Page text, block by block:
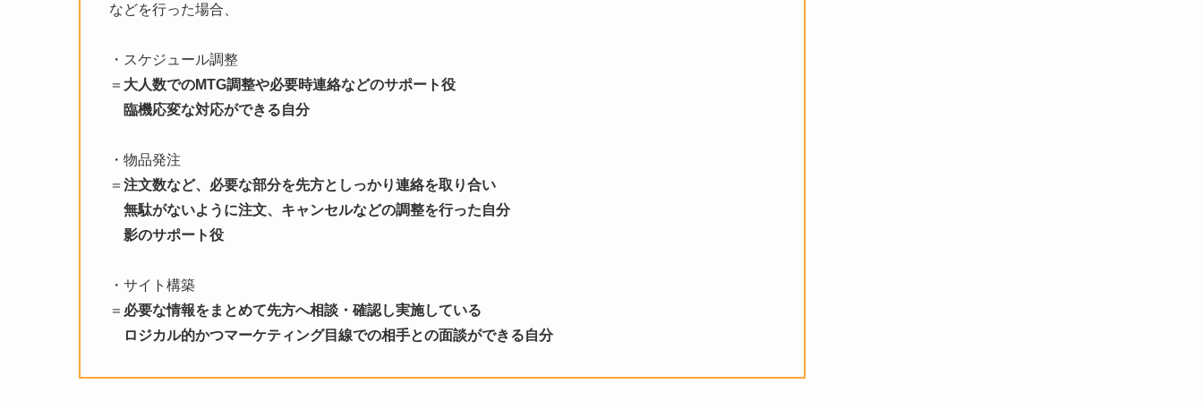
などを行った場合、
・スケジュール調整
＝ 大人数でのMTG調整や必要時連絡などのサポート役
臨機応変な対応ができる自分
・物品発注
＝ 注文数など、必要な部分を先方としっかり連絡を取り合い
無駄がないように注文、キャンセルなどの調整を行った自分
影のサポート役
・サイト構築
＝ 必要な情報をまとめて先方へ相談・確認し実施している
ロジカル的かつマーケティング目線での相手との面談ができる自分